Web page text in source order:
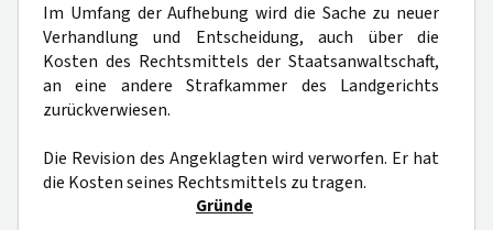
Im Umfang der Aufhebung wird die Sache zu neuer
Verhandlung und Entscheidung, auch über die
Kosten des Rechtsmittels der Staatsanwaltschaft,
an eine andere Strafkammer des Landgerichts
zurückverwiesen.
Die Revision des Angeklagten wird verworfen. Er hat
die Kosten seines Rechtsmittels zu tragen.
Gründe